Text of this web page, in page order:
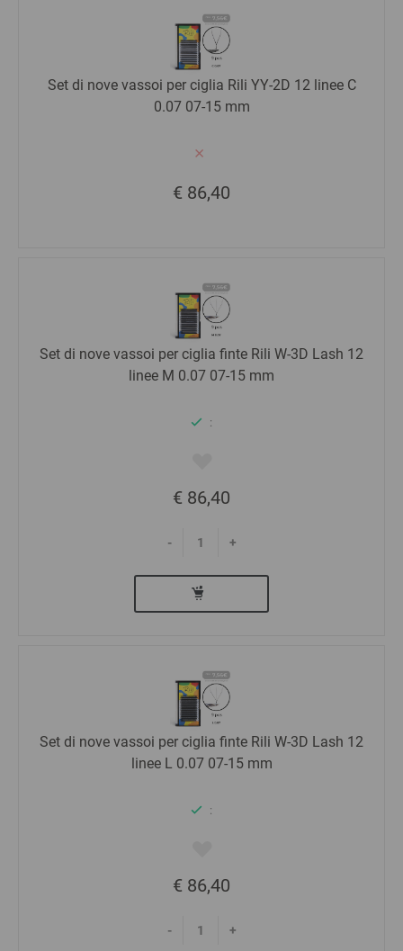
Set di nove vassoi per ciglia Rili YY-2D 12 linee C
0.07 07-15 mm
€ 86,40
Set di nove vassoi per ciglia finte Rili W-3D Lash 12
linee M 0.07 07-15 mm
:
€ 86,40
- +
Set di nove vassoi per ciglia finte Rili W-3D Lash 12
linee L 0.07 07-15 mm
:
€ 86,40
- +